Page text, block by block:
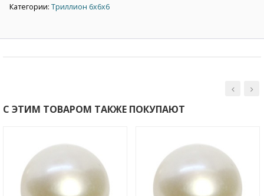
Категории: Триллион 6х6х6
С ЭТИМ ТОВАРОМ ТАКЖЕ ПОКУПАЮТ